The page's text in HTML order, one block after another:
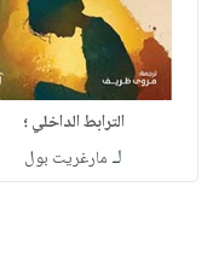
الترابط الداخلي ؛
لـ مارغريت بول